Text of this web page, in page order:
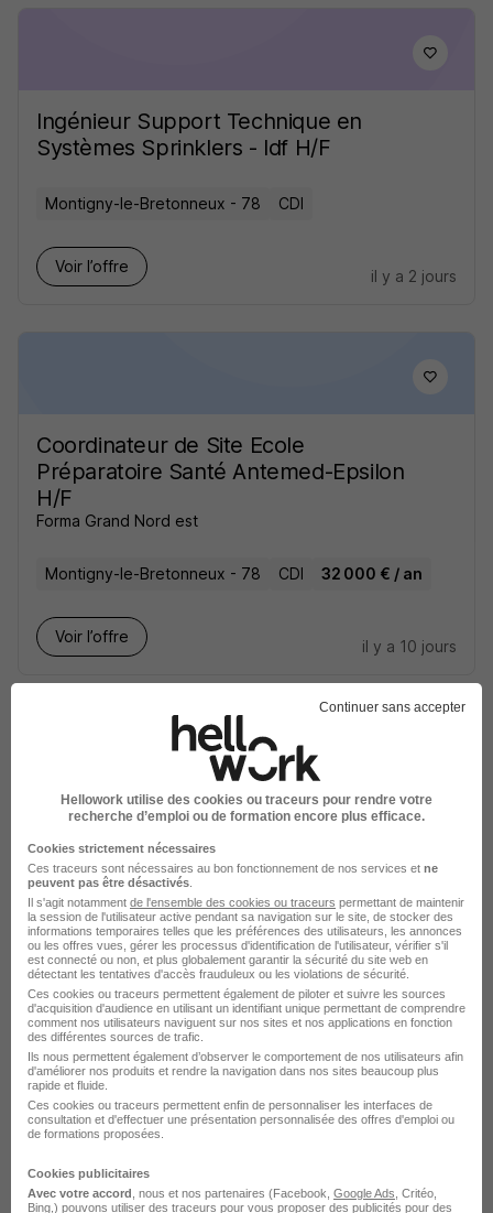
Ingénieur Support Technique en
Systèmes Sprinklers - Idf H/F
Montigny-le-Bretonneux - 78 CDI
Voir l’offre
il y a 2 jours
Coordinateur de Site Ecole
Préparatoire Santé Antemed-Epsilon
H/F
Forma Grand Nord est
Montigny-le-Bretonneux - 78 CDI 32 000 € / an
Voir l’offre
il y a 10 jours
Agent Polyvalent Pressing H/F
Montigny-le-Bretonneux - 78
2 180 - 2 700 € / mois
Voir l’offre
il y a 16 jours
Chargé de Pilotage Qualité et
Performance Alternance H/F
Continuer sans accepter
Hellowork utilise des cookies ou traceurs pour rendre votre
recherche d’emploi ou de formation encore plus efficace.
Cookies strictement nécessaires
Ces traceurs sont nécessaires au bon fonctionnement de nos services et ne
peuvent pas être désactivés
Il s'agit notamment de l'ensemble des cookies ou traceurs permettant de maintenir
la session de l'utilisateur active pendant sa navigation sur le site, de stocker des
informations temporaires telles que les préférences des utilisateurs, les annonces
ou les offres vues, gérer les processus d'identification de l'utilisateur, vérifier s'il
est connecté ou non, et plus globalement garantir la sécurité du site web en
détectant les tentatives d'accès frauduleux ou les violations de sécurité.
Ces cookies ou traceurs permettent également de piloter et suivre les sources
d'acquisition d'audience en utilisant un identifiant unique permettant de comprendre
comment nos utilisateurs naviguent sur nos sites et nos applications en fonction
des différentes sources de trafic.
Ils nous permettent également d’observer le comportement de nos utilisateurs afin
d'améliorer nos produits et rendre la navigation dans nos sites beaucoup plus
rapide et fluide.
Ces cookies ou traceurs permettent enfin de personnaliser les interfaces de
consultation et d'effectuer une présentation personnalisée des offres d'emploi ou
de formations proposées.
Cookies publicitaires
Avec votre accord , nous et nos partenaires (Facebook, Google Ads , Critéo,
Bing,) pouvons utiliser des traceurs pour vous proposer des publicités pour des